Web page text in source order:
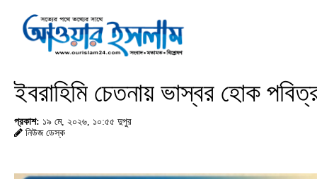
ইবরাহিমি চেতনায় ভাস্বর হোক
প্রকাশ: ১৯ মে, ২০২৬, ১০:৫৫ দুপুর
নিউজ ডেস্ক